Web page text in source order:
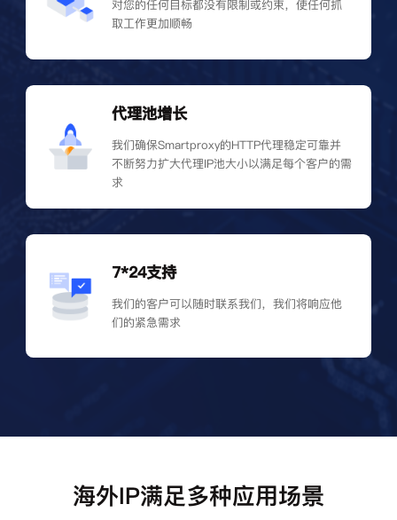
对您的任何目标都没有限制或约束，使任何抓
取工作更加顺畅
代理池增长
我们确保Smartproxy的HTTP代理稳定可靠并
不断努力扩大代理IP池大小以满足每个客户的需
求
7*24支持
我们的客户可以随时联系我们，我们将响应他
们的紧急需求
海外IP满足多种应用场景